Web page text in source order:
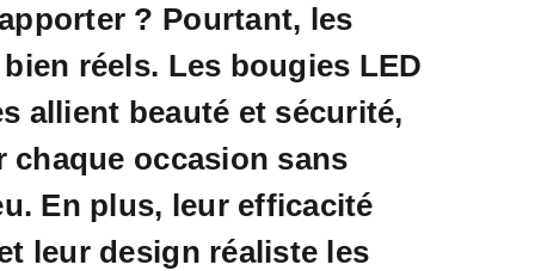
? Pourtant, les
réels. Les bougies LED
allient beauté et sécurité,
chaque occasion sans
En plus, leur efficacité
leur design réaliste les